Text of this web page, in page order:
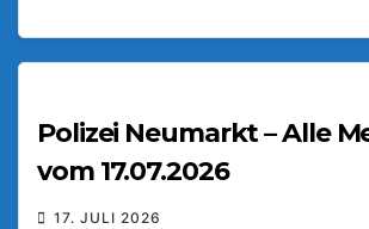
Polizei Neumarkt – Alle
vom 17.07.2026
17. JULI 2026